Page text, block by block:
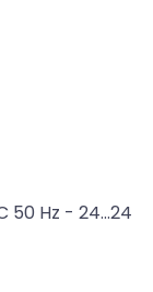
50 Hz - 24...24